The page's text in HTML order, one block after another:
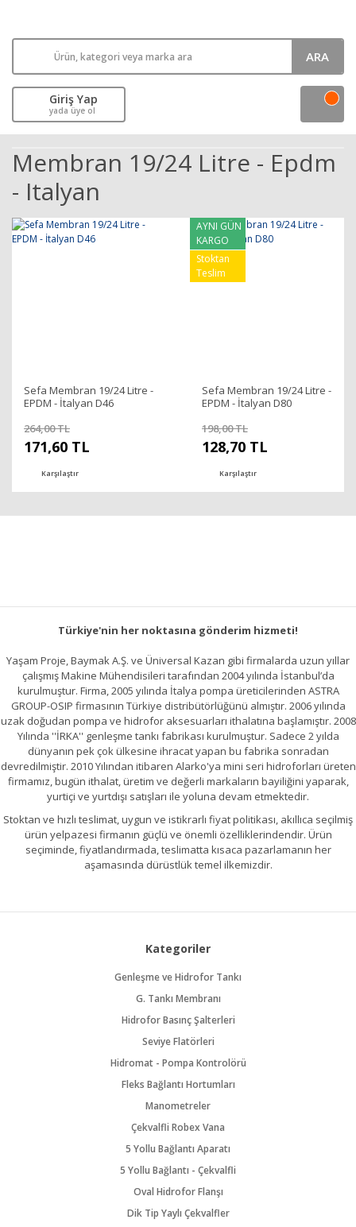
ARA
Giriş Yap
yada üye ol
Membran 19/24 Litre - Epdm
- Italyan
Sefa Membran 19/24 Litre -
EPDM - İtalyan D46
264,00 TL
171,60 TL
Karşılaştır
AYNI GÜN
KARGO
Stoktan
Teslim
Sefa Membran 19/24 Litre -
EPDM - İtalyan D80
198,00 TL
128,70 TL
Karşılaştır
Türkiye'nin her noktasına gönderim hizmeti!
Yaşam Proje, Baymak A.Ş. ve Üniversal Kazan gibi firmalarda uzun yıllar
çalışmış Makine Mühendisileri tarafından 2004 yılında İstanbul’da
kurulmuştur. Firma, 2005 yılında İtalya pompa üreticilerinden ASTRA
GROUP-OSIP firmasının Türkiye distribütörlüğünü almıştır. 2006 yılında
uzak doğudan pompa ve hidrofor aksesuarları ithalatına başlamıştır. 2008
Yılında ''İRKA'' genleşme tankı fabrikası kurulmuştur. Sadece 2 yılda
dünyanın pek çok ülkesine ihracat yapan bu fabrika sonradan
devredilmiştir. 2010 Yılından itibaren Alarko'ya mini seri hidroforları üreten
firmamız, bugün ithalat, üretim ve değerli markaların bayiliğini yaparak,
yurtiçi ve yurtdışı satışları ile yoluna devam etmektedir.
Stoktan ve hızlı teslimat, uygun ve istikrarlı fiyat politikası, akıllıca seçilmiş
ürün yelpazesi firmanın güçlü ve önemli özelliklerindendir. Ürün
seçiminde, fiyatlandırmada, teslimatta kısaca pazarlamanın her
aşamasında dürüstlük temel ilkemizdir.
Kategoriler
Genleşme ve Hidrofor Tankı
G. Tankı Membranı
Hidrofor Basınç Şalterleri
Seviye Flatörleri
Hidromat - Pompa Kontrolörü
Fleks Bağlantı Hortumları
Manometreler
Çekvalfli Robex Vana
5 Yollu Bağlantı Aparatı
5 Yollu Bağlantı - Çekvalfli
Oval Hidrofor Flanşı
Dik Tip Yaylı Çekvalfler